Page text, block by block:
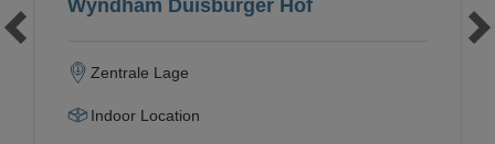
Wyndham Duisburger Hof
Zentrale Lage
Indoor Location